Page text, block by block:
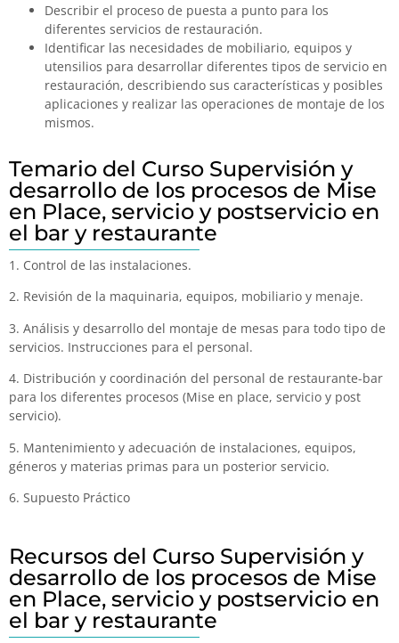
Describir el proceso de puesta a punto para los
diferentes servicios de restauración.
Identificar las necesidades de mobiliario, equipos y
utensilios para desarrollar diferentes tipos de servicio en
restauración, describiendo sus características y posibles
aplicaciones y realizar las operaciones de montaje de los
mismos.
Temario del Curso Supervisión y
desarrollo de los procesos de Mise
en Place, servicio y postservicio en
el bar y restaurante
1. Control de las instalaciones.
2. Revisión de la maquinaria, equipos, mobiliario y menaje.
3. Análisis y desarrollo del montaje de mesas para todo tipo de
servicios. Instrucciones para el personal.
4. Distribución y coordinación del personal de restaurante-bar
para los diferentes procesos (Mise en place, servicio y post
servicio).
5. Mantenimiento y adecuación de instalaciones, equipos,
géneros y materias primas para un posterior servicio.
6. Supuesto Práctico
Recursos del Curso Supervisión y
desarrollo de los procesos de Mise
en Place, servicio y postservicio en
el bar y restaurante